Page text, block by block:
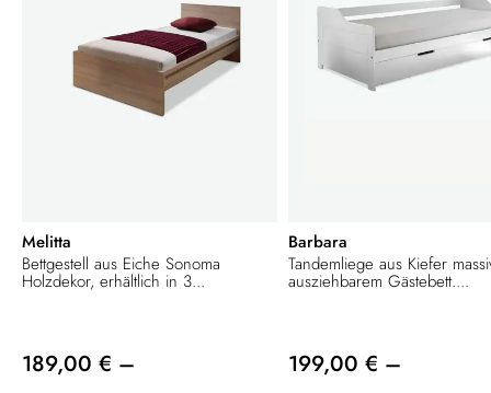
Melitta
Bettgestell aus Eiche Sonoma
Holzdekor, erhältlich in 3...
189,00 € –
Barbara
Tandemliege aus Kiefer
ausziehbarem Gästebett....
199,00 € –